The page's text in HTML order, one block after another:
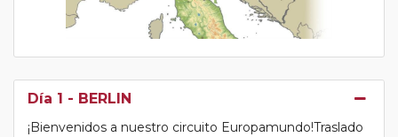
Día 1 - BERLIN
¡Bienvenidos a nuestro circuito Europamundo!Traslado